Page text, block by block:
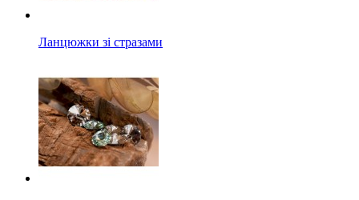
Ланцюжки зі стразами